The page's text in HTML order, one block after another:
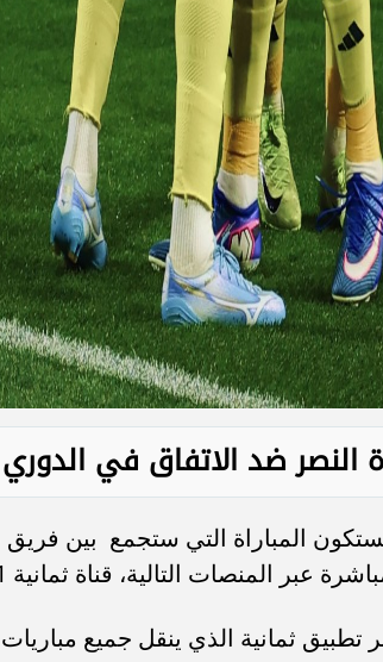
النصر ضد الاتفاق في
المباراة التي ستجمع بين
التالية، قناة ثمانية 1 بصوت المعلق فهد العتيبي.
تطبيق ثمانية الذي ينقل جميع